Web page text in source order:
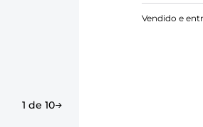
1 de 10
Verão’26
pode te
Vendido e